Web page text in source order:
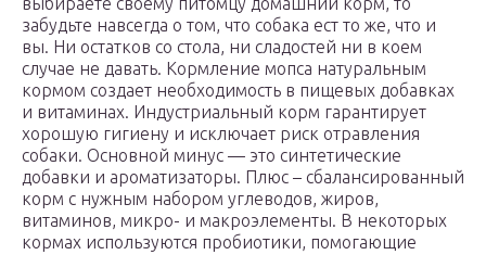
забудьте навсегда о том, что собака ест то же, что и
вы. Ни остатков со стола, ни сладостей ни в коем
случае не давать. Кормление мопса натуральным
кормом создает необходимость в пищевых добавках
и витаминах. Индустриальный корм гарантирует
хорошую гигиену и исключает риск отравления
собаки. Основной минус — это синтетические
добавки и ароматизаторы. Плюс – сбалансированный
корм с нужным набором углеводов, жиров,
витаминов, микро- и макроэлементы. В некоторых
кормах используются пробиотики, помогающие